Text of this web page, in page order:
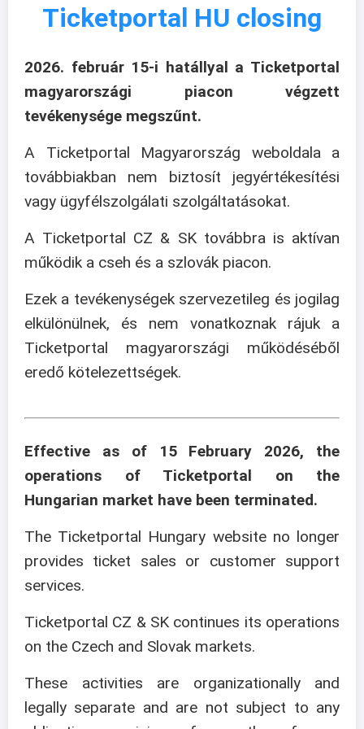
Ticketportal HU closing
2026. február 15-i hatállyal a Ticketportal
magyarországi piacon végzett
tevékenysége megszűnt.
A Ticketportal Magyarország weboldala a
továbbiakban nem biztosít jegyértékesítési
vagy ügyfélszolgálati szolgáltatásokat.
A Ticketportal CZ & SK továbbra is aktívan
működik a cseh és a szlovák piacon.
Ezek a tevékenységek szervezetileg és jogilag
elkülönülnek, és nem vonatkoznak rájuk a
Ticketportal magyarországi működéséből
eredő kötelezettségek.
Effective as of 15 February 2026, the
operations of Ticketportal on the
Hungarian market have been terminated.
The Ticketportal Hungary website no longer
provides ticket sales or customer support
services.
Ticketportal CZ & SK continues its operations
on the Czech and Slovak markets.
These activities are organizationally and
legally separate and are not subject to any